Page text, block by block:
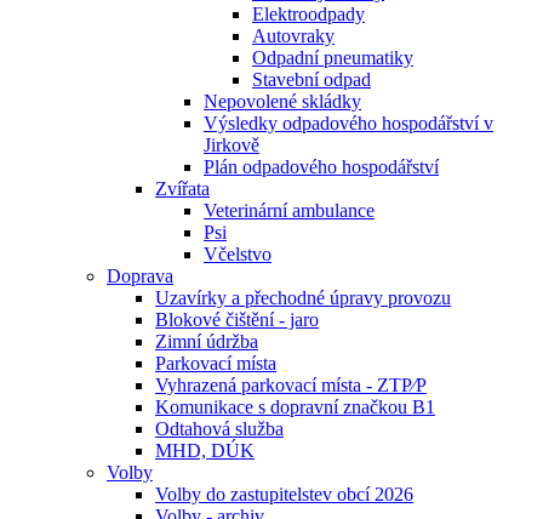
Elektroodpady
Autovraky
Odpadní pneumatiky
Stavební odpad
Nepovolené skládky
Výsledky odpadového hospodářství v
Jirkově
Plán odpadového hospodářství
Zvířata
Veterinární ambulance
Psi
Včelstvo
Doprava
Uzavírky a přechodné úpravy provozu
Blokové čištění - jaro
Zimní údržba
Parkovací místa
Vyhrazená parkovací místa - ZTP⁄P
Komunikace s dopravní značkou B1
Odtahová služba
MHD, DÚK
Volby
Volby do zastupitelstev obcí 2026